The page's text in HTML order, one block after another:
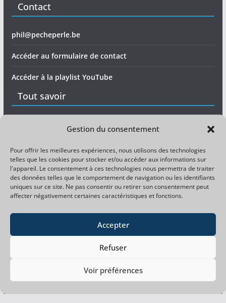
Gestion du consentement
Pour offrir les meilleures expériences, nous utilisons des technologies
telles que les cookies pour stocker et/ou accéder aux informations sur
l'appareil. Le consentement à ces technologies nous permettra de traiter
des données telles que le comportement de navigation ou les identifiants
uniques sur ce site. Ne pas consentir ou retirer son consentement peut
affecter négativement certaines caractéristiques et fonctions.
Accepter
Refuser
Voir préférences
Contact
phil@pecheperle.be
Accéder au formulaire de contact
Accéder à la playlist YouTube
Tout savoir
Divers
Magazine pêche gratuit
La pêche à la perle du gardon
droits réservés.